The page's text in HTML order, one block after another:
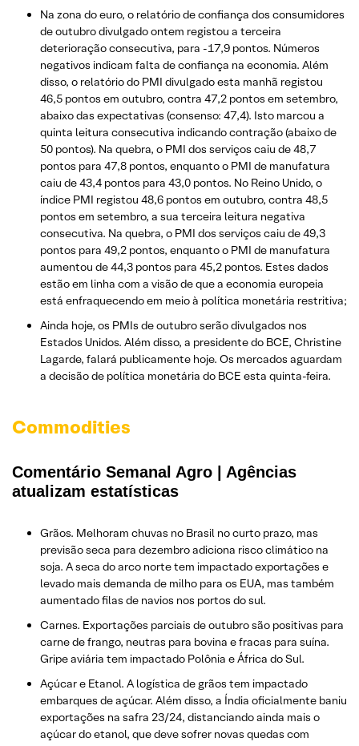
Na zona do euro, o relatório de confiança dos consumidores
de outubro divulgado ontem registou a terceira
deterioração consecutiva, para -17,9 pontos. Números
negativos indicam falta de confiança na economia. Além
disso, o relatório do PMI divulgado esta manhã registou
46,5 pontos em outubro, contra 47,2 pontos em setembro,
abaixo das expectativas (consenso: 47,4). Isto marcou a
quinta leitura consecutiva indicando contração (abaixo de
50 pontos). Na quebra, o PMI dos serviços caiu de 48,7
pontos para 47,8 pontos, enquanto o PMI de manufatura
caiu de 43,4 pontos para 43,0 pontos. No Reino Unido, o
índice PMI registou 48,6 pontos em outubro, contra 48,5
pontos em setembro, a sua terceira leitura negativa
consecutiva. Na quebra, o PMI dos serviços caiu de 49,3
pontos para 49,2 pontos, enquanto o PMI de manufatura
aumentou de 44,3 pontos para 45,2 pontos. Estes dados
estão em linha com a visão de que a economia europeia
está enfraquecendo em meio à política monetária restritiva;
Ainda hoje, os PMIs de outubro serão divulgados nos
Estados Unidos. Além disso, a presidente do BCE, Christine
Lagarde, falará publicamente hoje. Os mercados aguardam
a decisão de política monetária do BCE esta quinta-feira.
Commodities
Comentário Semanal Agro | Agências
atualizam estatísticas
Grãos. Melhoram chuvas no Brasil no curto prazo, mas
previsão seca para dezembro adiciona risco climático na
soja. A seca do arco norte tem impactado exportações e
levado mais demanda de milho para os EUA, mas também
aumentado filas de navios nos portos do sul.
Carnes. Exportações parciais de outubro são positivas para
carne de frango, neutras para bovina e fracas para suína.
Gripe aviária tem impactado Polônia e África do Sul.
Açúcar e Etanol. A logística de grãos tem impactado
embarques de açúcar. Além disso, a Índia oficialmente baniu
exportações na safra 23/24, distanciando ainda mais o
açúcar do etanol, que deve sofrer novas quedas com